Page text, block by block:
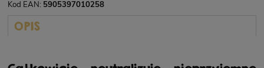
Kod EAN: 5905397010258
OPIS